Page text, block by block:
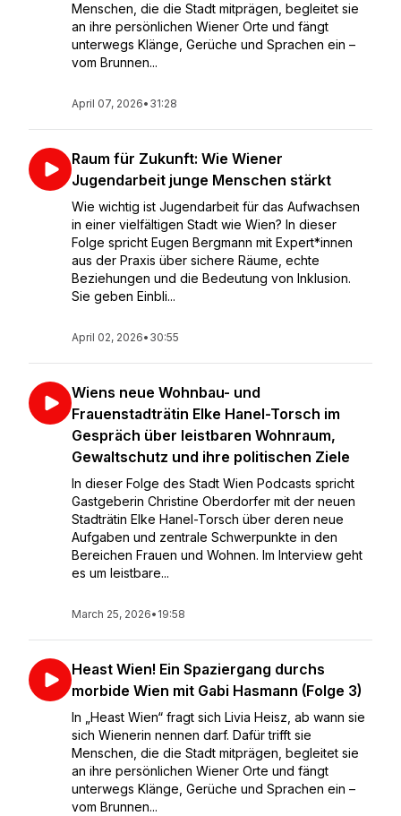
Menschen, die die Stadt mitprägen, begleitet sie
an ihre persönlichen Wiener Orte und fängt
unterwegs Klänge, Gerüche und Sprachen ein –
vom Brunnen...
April 07, 2026• 31:28
Raum für Zukunft: Wie Wiener
Jugendarbeit junge Menschen stärkt
Wie wichtig ist Jugendarbeit für das Aufwachsen
in einer vielfältigen Stadt wie Wien? In dieser
Folge spricht Eugen Bergmann mit Expert*innen
aus der Praxis über sichere Räume, echte
Beziehungen und die Bedeutung von Inklusion.
Sie geben Einbli...
April 02, 2026• 30:55
Wiens neue Wohnbau- und
Frauenstadträtin Elke Hanel-Torsch im
Gespräch über leistbaren Wohnraum,
Gewaltschutz und ihre politischen Ziele
In dieser Folge des Stadt Wien Podcasts spricht
Gastgeberin Christine Oberdorfer mit der neuen
Stadträtin Elke Hanel-Torsch über deren neue
Aufgaben und zentrale Schwerpunkte in den
Bereichen Frauen und Wohnen. Im Interview geht
es um leistbare...
March 25, 2026• 19:58
Heast Wien! Ein Spaziergang durchs
morbide Wien mit Gabi Hasmann (Folge 3)
In „Heast Wien“ fragt sich Livia Heisz, ab wann sie
sich Wienerin nennen darf. Dafür trifft sie
Menschen, die die Stadt mitprägen, begleitet sie
an ihre persönlichen Wiener Orte und fängt
unterwegs Klänge, Gerüche und Sprachen ein –
vom Brunnen...